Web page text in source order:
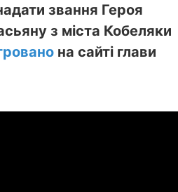
звання Героя
з міста Кобеляки
на сайті глави